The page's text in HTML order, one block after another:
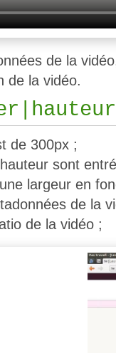
de la
de la vidéo.
de 300px ;
sont
largeur en
de la
de la vidéo ;